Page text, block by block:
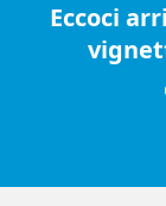
Eccoci